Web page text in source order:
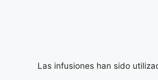
Las infusiones han sido